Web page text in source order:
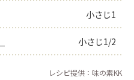
小さじ1
小さじ1/2
レシピ提供：味の素KK